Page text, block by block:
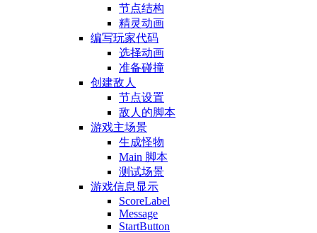
节点结构
精灵动画
编写玩家代码
选择动画
准备碰撞
创建敌人
节点设置
敌人的脚本
游戏主场景
生成怪物
Main 脚本
测试场景
游戏信息显示
ScoreLabel
Message
StartButton